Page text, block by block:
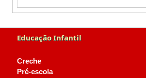
Educação Infantil
Creche
Pré-escola